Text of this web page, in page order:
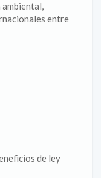
entre
de ley